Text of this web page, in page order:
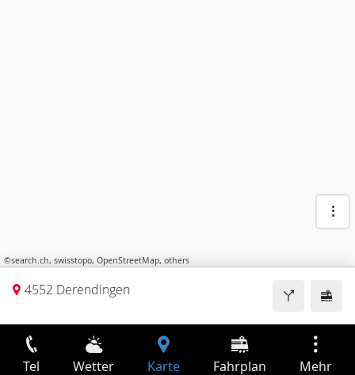
©search.ch, swisstopo, OpenStreetMap, others
4552 Derendingen
Tel Wetter Karte Fahrplan Mehr